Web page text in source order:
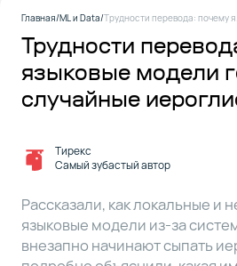
1
тех, кто
слышал
слово
«эмбеддинг»
Для тех,
кто хочет
поглубже
Главная ML и Data
Трудности
языковые модели
случайные
Тирекс
Самый зубастый автор
Рассказали, как локальные и
языковые модели из-за
внезапно начинают сыпать